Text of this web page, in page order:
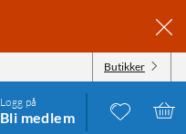
Butikker
Logg på
Bli medlem